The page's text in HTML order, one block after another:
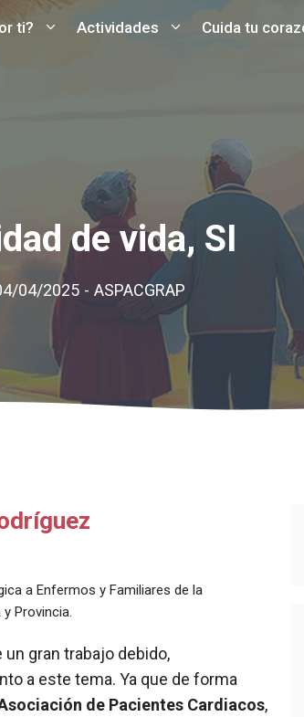
ti? Actividades Cuida tu
de vida, SI
04/2025 - ASPACGRAP
a Enfermos y Familiares de la
Provincia.
un gran trabajo debido,
a este tema. Ya que de forma
de Pacientes Cardiacos,